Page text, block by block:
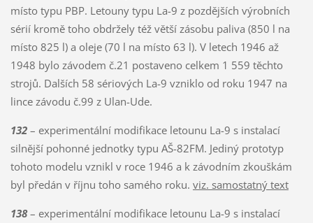
místo typu PBP. Letouny typu La-9 z pozdějších výrobních
sérií kromě toho obdržely též větší zásobu paliva (850 l na
místo 825 l) a oleje (70 l na místo 63 l). V letech 1946 až
1948 bylo závodem č.21 postaveno celkem 1 559 těchto
strojů. Dalších 58 sériových La-9 vzniklo od roku 1947 na
lince závodu č.99 z Ulan-Ude.
132– experimentální modifikace letounu La-9 s instalací
silnější pohonné jednotky typu AŠ-82FM. Jediný prototyp
tohoto modelu vznikl v roce 1946 a k závodním zkouškám
byl předán v říjnu toho samého roku. viz. samostatný text
138– experimentální modifikace letounu La-9 s instalací